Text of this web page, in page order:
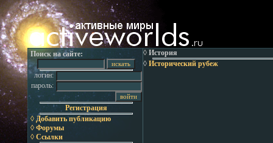
Поиск на сайте:
логин:
пароль:
Регистрация
◊ Добавить публикацию
◊ Форумы
◊ Ссылки
◊ История
◊ Исторический рубеж